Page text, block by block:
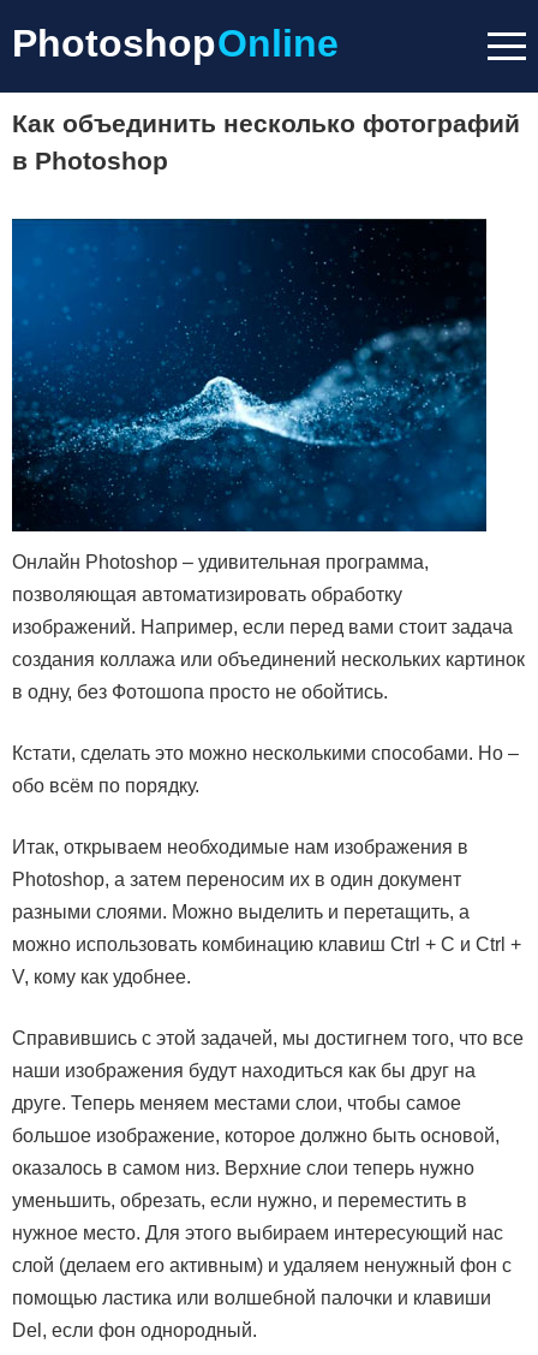
PhotoshopOnline
Как объединить несколько фотографий
в Photoshop
Онлайн Photoshop – удивительная программа,
позволяющая автоматизировать обработку
изображений. Например, если перед вами стоит задача
создания коллажа или объединений нескольких картинок
в одну, без Фотошопа просто не обойтись.
Кстати, сделать это можно несколькими способами. Но –
обо всём по порядку.
Итак, открываем необходимые нам изображения в
Photoshop, а затем переносим их в один документ
разными слоями. Можно выделить и перетащить, а
можно использовать комбинацию клавиш Ctrl + C и Ctrl +
V, кому как удобнее.
Справившись с этой задачей, мы достигнем того, что все
наши изображения будут находиться как бы друг на
друге. Теперь меняем местами слои, чтобы самое
большое изображение, которое должно быть основой,
оказалось в самом низ. Верхние слои теперь нужно
уменьшить, обрезать, если нужно, и переместить в
нужное место. Для этого выбираем интересующий нас
слой (делаем его активным) и удаляем ненужный фон с
помощью ластика или волшебной палочки и клавиши
Del, если фон однородный.